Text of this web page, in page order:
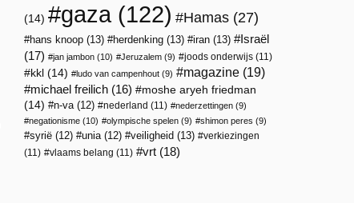
(14) gaza(122) Hamas (27)
hans knoop (13) herdenking (13) iran (13)
Israël
(17)
jan jambon (10) Jeruzalem (9) joods onderwijs (11)
kkl (14) ludo van campenhout (9) magazine (19)
michael freilich (16)
moshe aryeh friedman
(14)
n-va(12) nederland (11) nederzettingen (9)
negationisme (10) olympische spelen (9) shimon peres (9)
syrië (12) unia(12) veiligheid (13)
verkiezingen
(11)
vlaams belang (11) vrt (18)